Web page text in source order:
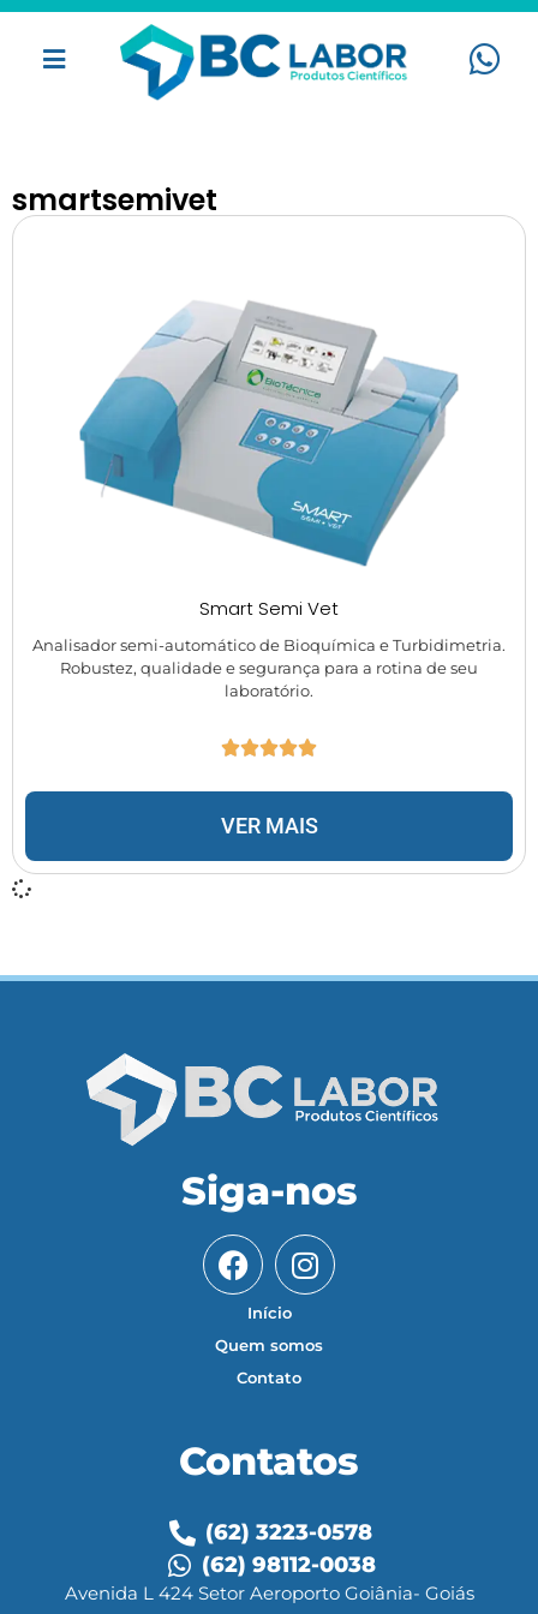
smartsemivet
Smart Semi Vet
Analisador semi-automático de Bioquímica e Turbidimetria.
Robustez, qualidade e segurança para a rotina de seu
laboratório.
VER MAIS
Siga-nos
Início
Quem somos
Contato
Contatos
(62) 3223-0578
(62) 98112-0038
Avenida L 424 Setor Aeroporto Goiânia- Goiás